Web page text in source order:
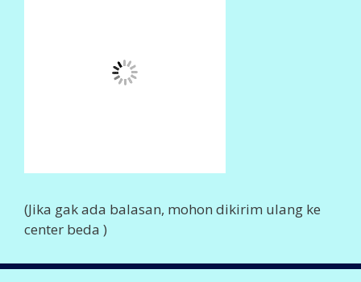
0857 774 80555
0857 723 80555
0896 959 80555
0897 54 80555
Info Lengkap,